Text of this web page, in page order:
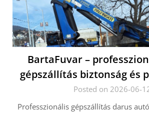
BartaFuvar –
gépszállítás biztonság és
Posted on 2026-06-
Professzionális gépszállítás darus